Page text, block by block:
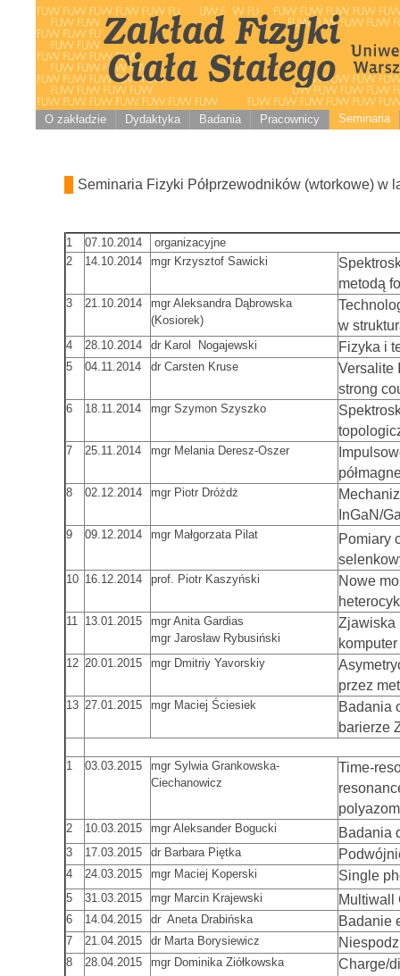
O zakładzie Dydaktyka Badania Pracownicy Seminaria
Seminaria Fizyki Półprzewodników (wtorkowe) w
1 07.10.2014
organizacyjne
2
14.10.2014 mgr Krzysztof Sawicki
metodą
3 21.10.2014
mgr Aleksandra Dąbrowska
(Kosiorek)
w
4 28.10.2014 dr Karol Nogajewski Fizyka i
5 04.11.2014 dr Carsten Kruse
Versalite
strong
6 18.11.2014 mgr Szymon Szyszko
7 25.11.2014 mgr Melania Deresz-Oszer
8 02.12.2014 mgr Piotr Dróżdż
InGaN/
9 09.12.2014 mgr Małgorzata Pilat
Pomiary
10 16.12.2014 prof. Piotr Kaszyński
Nowe
11 13.01.2015
mgr Anita Gardias
mgr Jarosław Rybusiński
Zjawiska
komputer
12 20.01.2015 mgr Dmitriy Yavorskiy
przez
13 27.01.2015 mgr Maciej Ściesiek
Badania
barierze
1 03.03.2015
mgr Sylwia Grankowska-
Ciechanowicz
Time-
2 10.03.2015 mgr Aleksander Bogucki Badania
3 17.03.2015 dr Barbara Piętka
4 24.03.2015 mgr Maciej Koperski Single
5 31.03.2015 mgr Marcin Krajewski Multiwall
6 14.04.2015 dr Aneta Drabińska Badanie
7 21.04.2015 dr Marta Borysiewicz
8 28.04.2015 mgr Dominika Ziółkowska
Charge/